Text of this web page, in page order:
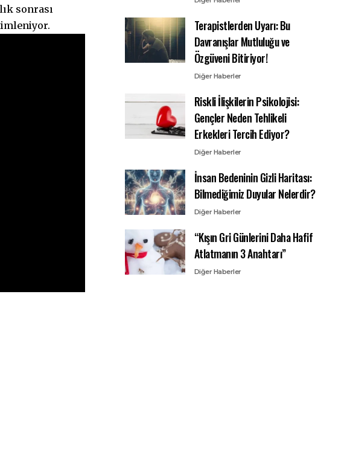
sonrası
Terapistlerden Uyarı: Bu
Davranışlar Mutluluğu ve
Özgüveni Bitiriyor!
Diğer Haberler
Riskli İlişkilerin Psikolojisi:
Gençler Neden Tehlikeli
Erkekleri Tercih Ediyor?
Diğer Haberler
İnsan Bedeninin Gizli Haritası:
Bilmediğimiz Duyular Nelerdir?
Diğer Haberler
“Kışın Gri Günlerini Daha Hafif
Atlatmanın 3 Anahtarı”
Diğer Haberler